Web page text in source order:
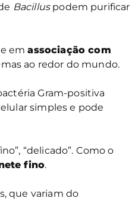
Bacilluspodem purificar
e emassociação com
ao redor do mundo.
Gram-positiva
simples e pode
“delicado”. Como o
fino.
que variam do